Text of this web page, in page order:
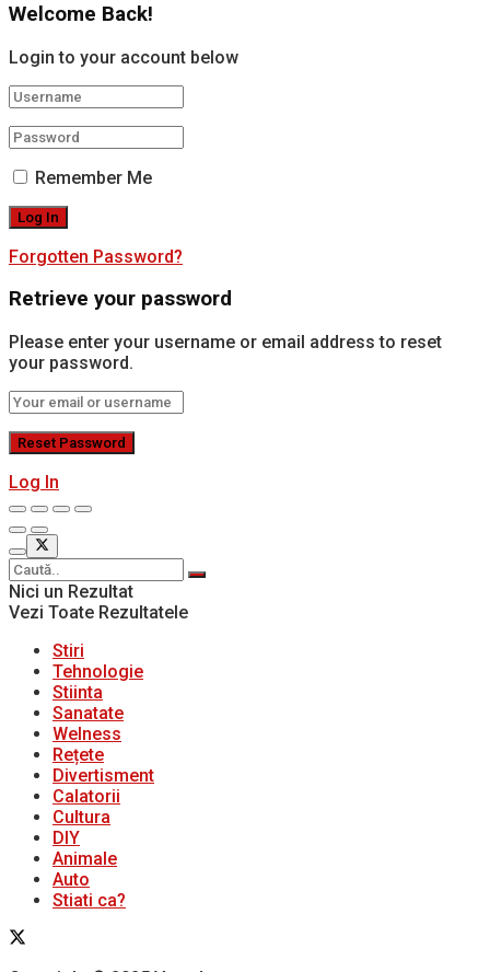
Welcome Back!
Login to your account below
Remember Me
Forgotten Password?
Retrieve your password
Please enter your username or email address to reset
your password.
Log In
Nici un Rezultat
Vezi Toate Rezultatele
Stiri
Tehnologie
Stiinta
Sanatate
Welness
Rețete
Divertisment
Calatorii
Cultura
DIY
Animale
Auto
Stiati ca?